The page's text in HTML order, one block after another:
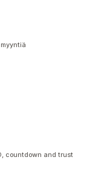
countdown and trust